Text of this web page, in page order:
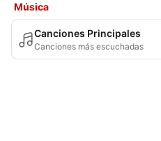
Música
Canciones Principales
Canciones más escuchadas